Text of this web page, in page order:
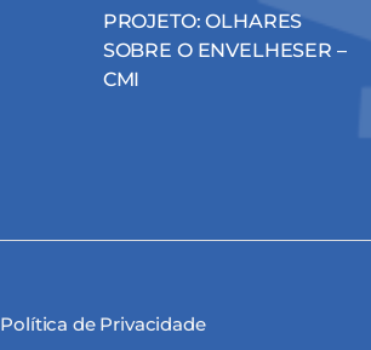
PROJETO: OLHARES
SOBRE O ENVELHESER –
CMI
Política de Privacidade